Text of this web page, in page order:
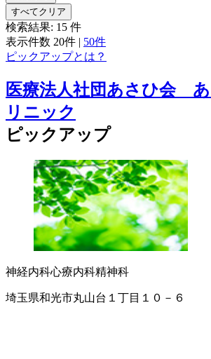
すべてクリア
検索結果: 15 件
表示件数 20件 | 50件
ピックアップとは？
医療法人社団あさひ会
リニック
ピックアップ
神経内科心療内科精神科
埼玉県和光市丸山台１丁目１０－６